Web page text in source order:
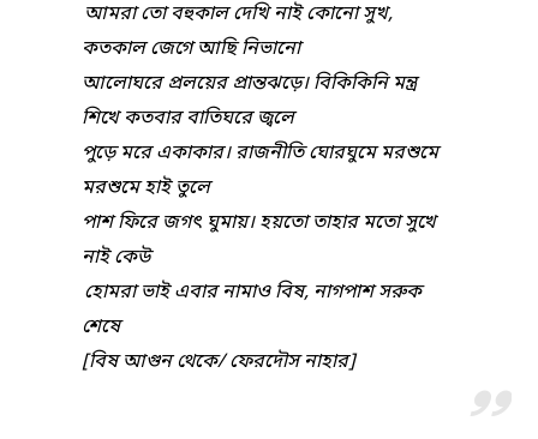
আমরা তো বহুকাল দেখি নাই কোনো সুখ,
কতকাল জেগে আছি নিভানো
আলোঘরে প্রলয়ের প্রান্তঝড়ে। বিকিকিনি মন্ত্র
শিখে কতবার বাতিঘরে জ্বলে
পুড়ে মরে একাকার। রাজনীতি ঘোরঘুমে মরশুমে
মরশুমে হাই তুলে
পাশ ফিরে জগৎ ঘুমায়। হয়তো তাহার মতো সুখে
নাই কেউ
হোমরা ভাই এবার নামাও বিষ, নাগপাশ সরুক
শেষে
[বিষ আগুন থেকে/ ফেরদৌস নাহার]